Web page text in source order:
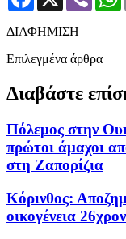
ΔΙΑΦΗΜΙΣΗ
Επιλεγμένα άρθρα
Διαβάστε
Πόλεμος στην
πρώτοι άμαχοι
στη Ζαπορίζια
Κόρινθος:
οικογένεια